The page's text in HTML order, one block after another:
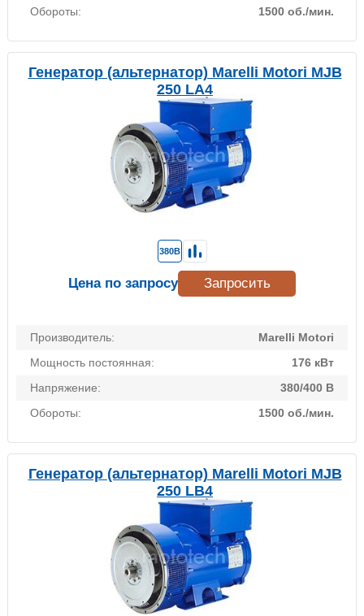
Обороты: 1500 об./мин.
Генератор (альтернатор) Marelli Motori MJB
250 LA4
Производитель:
Marelli Motori
Мощность постоянная:
176 кВт
Напряжение:
380/400 В
Обороты:
1500 об./мин.
380В
Цена по запросу Запросить
Генератор (альтернатор) Marelli Motori MJB
250 LB4